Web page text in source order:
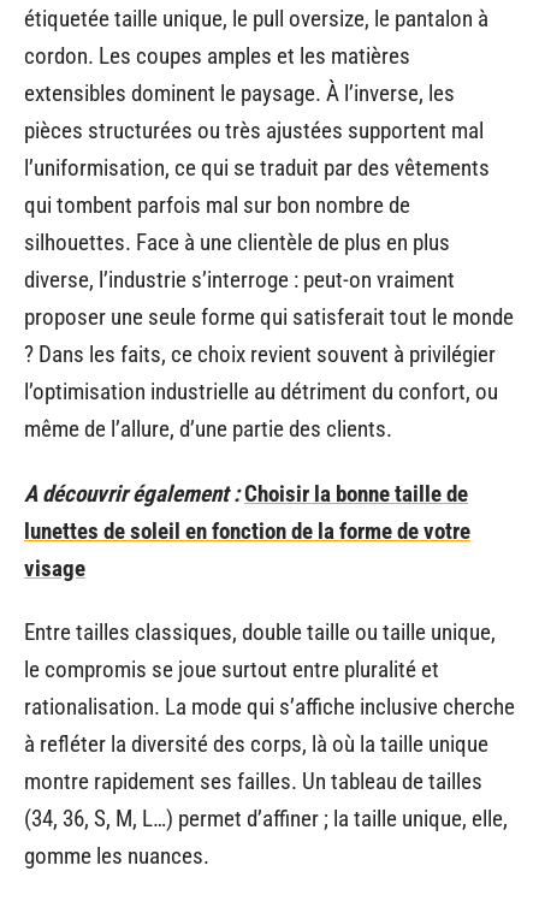
étiquetée taille unique, le pull oversize, le pantalon à
cordon. Les coupes amples et les matières
extensibles dominent le paysage. À l’inverse, les
pièces structurées ou très ajustées supportent mal
l’uniformisation, ce qui se traduit par des vêtements
qui tombent parfois mal sur bon nombre de
silhouettes. Face à une clientèle de plus en plus
diverse, l’industrie s’interroge : peut-on vraiment
proposer une seule forme qui satisferait tout le monde
? Dans les faits, ce choix revient souvent à privilégier
l’optimisation industrielle au détriment du confort, ou
même de l’allure, d’une partie des clients.
A découvrir également :Choisir la bonne taille de
lunettes de soleil en fonction de la forme de votre
visage
Entre tailles classiques, double taille ou taille unique,
le compromis se joue surtout entre pluralité et
rationalisation. La mode qui s’affiche inclusive cherche
à refléter la diversité des corps, là où la taille unique
montre rapidement ses failles. Un tableau de tailles
(34, 36, S, M, L…) permet d’affiner ; la taille unique, elle,
gomme les nuances.